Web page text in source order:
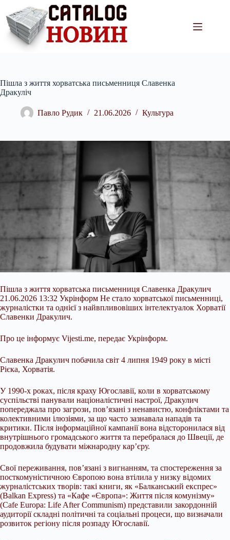
вмісту
Пішла з життя хорватська письменниця Славенка
Дракуліч
Павло Рудик 21.06.2026 Культура
Пішла з життя хорватська письменниця Славенка Дракулич
21.06.2026 13:32 Укрінформ Не стало хорватської письменниці,
журналістки та однієї з найвпливовіших інтелектуалок Хорватії
Славенки Дракулич.
Про це інформує Vijesti.me, передає Укрінформ.
Славенка Дракулич побачила світ 4 липня 1949 року в місті
Рієка, Хорватія.
У 1990-х роках, після краху Югославії, коли в хорватському
суспільстві панували націоналістичні настрої, Дракулич
попереджала про загрози, пов’язані з ненавистю, конфліктами та
колективними ілюзіями, за що часто зазнавала нападів та
критики. Після інформаційної кампанії вона відсторонилася від
внутрішнього громадського життя та перебралася до Швеції, де
продовжила будувати міжнародну кар’єру.
Свої переживання, пов’язані з вигнанням, та спостереження за
посткомуністичною Європою вона втілила у низку відомих
журналістських творів: такі книги, як «Балканський експрес»
(Balkan Express) та «Кафе «Європа»: Життя після комунізму»
(Cafe Europa: Life After Communism) представили закордонній
аудиторії складні політичні та соціальні процеси, що визначали
розвиток регіону після розпаду Югославії.